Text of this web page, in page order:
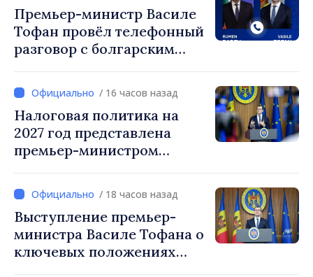
Премьер-министр Василе
Тофан провёл телефонный
разговор с болгарским
Радевым
/ 16 часов назад
Налоговая политика на
2027 год представлена
премьер-министром
снижение налоговой
нагрузки на труд,
стимулирование
инвестиций и более
справедливое
/ 18 часов назад
Выступление премьер-
министра Василе Тофана о
ключевых положениях